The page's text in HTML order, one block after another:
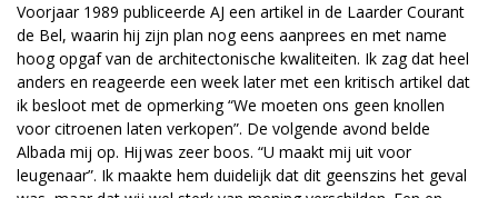
Voorjaar 1989 publiceerde AJ een artikel in de Laarder Courant
de Bel, waarin hij zijn plan nog eens aanprees en met name
hoog opgaf van de architectonische kwaliteiten. Ik zag dat heel
anders en reageerde een week later met een kritisch artikel dat
ik besloot met de opmerking “We moeten ons geen knollen
voor citroenen laten verkopen”. De volgende avond belde
Albada mij op. Hij was zeer boos. “U maakt mij uit voor
leugenaar”. Ik maakte hem duidelijk dat dit geenszins het geval